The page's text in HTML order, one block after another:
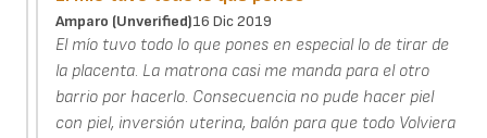
Amparo (unverified)16 Dic 2019
El mío tuvo todo lo que pones en especial lo de tirar de
la placenta. La matrona casi me manda para el otro
barrio por hacerlo. Consecuencia no pude hacer piel
con piel, inversión uterina, balón para que todo Volviera